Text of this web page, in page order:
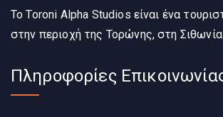
Το Toroni Alpha Studios είναι ένα
στην περιοχή της Τορώνης, στη Σιθωνία
Πληροφορίες